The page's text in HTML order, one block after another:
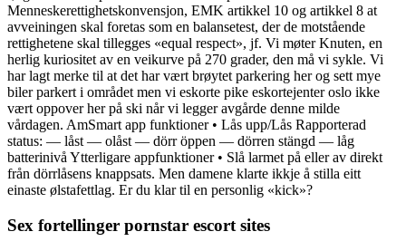
Menneskerettighetskonvensjon, EMK artikkel 10 og artikkel 8 at
avveiningen skal foretas som en balansetest, der de motstående
rettighetene skal tillegges «equal respect», jf. Vi møter Knuten, en
herlig kuriositet av en veikurve på 270 grader, den må vi sykle. Vi
har lagt merke til at det har vært brøytet parkering her og sett mye
biler parkert i området men vi eskorte pike eskortejenter oslo ikke
vært oppover her på ski når vi legger avgårde denne milde
vårdagen. AmSmart app funktioner • Lås upp/Lås Rapporterad
status: — låst — olåst — dörr öppen — dörren stängd — låg
batterinivå Ytterligare appfunktioner • Slå larmet på eller av direkt
från dörrlåsens knappsats. Men damene klarte ikkje å stilla eitt
einaste ølstafettlag. Er du klar til en personlig «kick»?
Sex fortellinger pornstar escort sites